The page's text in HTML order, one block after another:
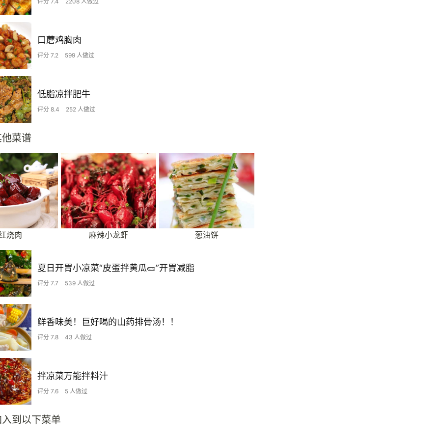
口蘑鸡胸肉
评分 7.2 599 人做过
低脂凉拌肥牛
评分 8.4 252 人做过
菜谱
烧肉 麻辣小龙虾 葱油饼
夏日开胃小凉菜“皮蛋拌黄瓜🥒”开胃减脂
评分 7.7 539 人做过
鲜香味美！巨好喝的山药排骨汤！！
评分 7.8 43 人做过
拌凉菜万能拌料汁
评分 7.6 5 人做过
到以下菜单